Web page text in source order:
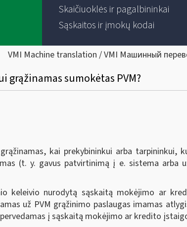
Skaičiuoklės ir pagalbininkai
Sąskaitos ir įmokų kodai
VMI Machine translation / VMI Машинный
grąžinamas sumokėtas PVM?
kai prekybininkui arba tarpininkui,
(t. y. gavus patvirtinimą į e. sistema arba
keleivio nurodytą sąskaitą mokėjimo ar
už PVM grąžinimo paslaugas imamas
į sąskaitą mokėjimo ar kredito